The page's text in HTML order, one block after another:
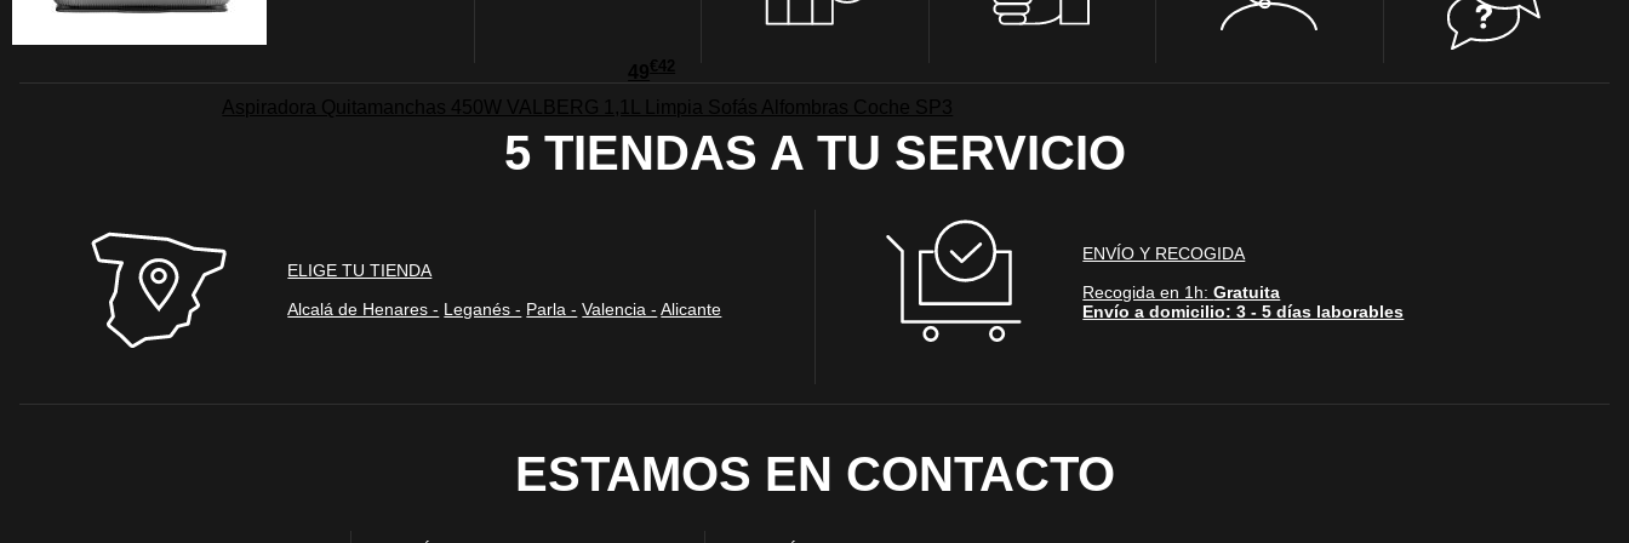
49€42
Aspiradora Quitamanchas 450W VALBERG 1,1L Limpia Sofás Alfombras Coche SP3
5 TIENDAS A TU SERVICIO
ELIGE TU TIENDA
Alcalá de Henares - Leganés - Parla - Valencia - Alicante
ENVÍO Y RECOGIDA
Recogida en 1h:Gratuita
Envío a domicilio: 3 - 5 días laborables
ESTAMOS EN CONTACTO
Cookies analíticas Desactivado
Estas cookies nos permiten determinar el número de visitas y las fuentes de tráfico, con el fin de medir y mejorar el rendimiento
navegan por el sitio web. Si no aceptas estas cookies, no seremos notificados de tu visita a nuestro sitio.
Información de las cookies‎
Información de las cookies‎